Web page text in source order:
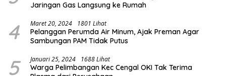
Jaringan Gas Langsung ke Rumah
4 Maret 20, 2024 1801 Lihat
Pelanggan Perumda Air Minum, Ajak Preman Agar
Sambungan PAM Tidak Putus
5 Januari 25, 2024 1688 Lihat
Warga Pelimbangan Kec Cengal OKI Tak Terima